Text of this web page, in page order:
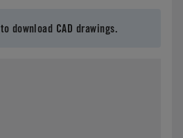
to download CAD drawings.